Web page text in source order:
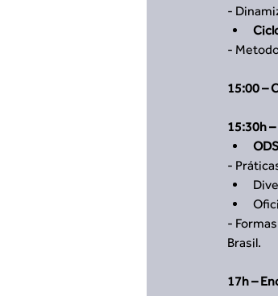
-
-
15:00 –
15:30h –
-
-
Brasil.
17h –